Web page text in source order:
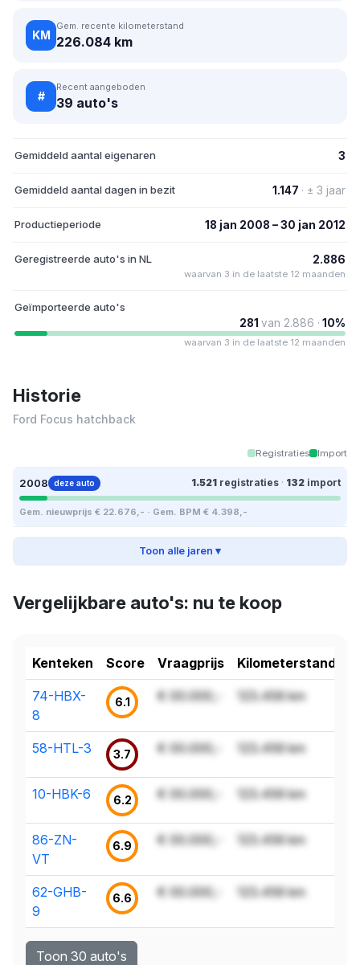
KM
Gem. recente kilometerstand
226.084 km
#
Recent aangeboden
39 auto's
Gemiddeld aantal eigenaren 3
Gemiddeld aantal dagen in bezit 1.147 · ± 3 jaar
Productieperiode 18 jan 2008 – 30 jan 2012
Geregistreerde auto's in NL 2.886
waarvan 3 in de laatste 12 maanden
Geïmporteerde auto's
281 van 2.886 · 10%
waarvan 3 in de laatste 12 maanden
Historie
Ford Focus hatchback
Registraties Import
2008 deze auto 1.521 registraties · 132 import
Gem. nieuwprijs € 22.676,- · Gem. BPM € 4.398,-
Toon alle jaren ▾
Vergelijkbare auto's: nu te koop
Kenteken Score Vraagprijs Kilometerstand
74-HBX-
8
6.1 € 00.000,- 123.456 km
58-HTL-3 3.7 € 00.000,- 123.456 km
10-HBK-6 6.2 € 00.000,- 123.456 km
86-ZN-
VT
6.9 € 00.000,- 123.456 km
62-GHB-
9
6.6 € 00.000,- 123.456 km
Toon 30 auto's